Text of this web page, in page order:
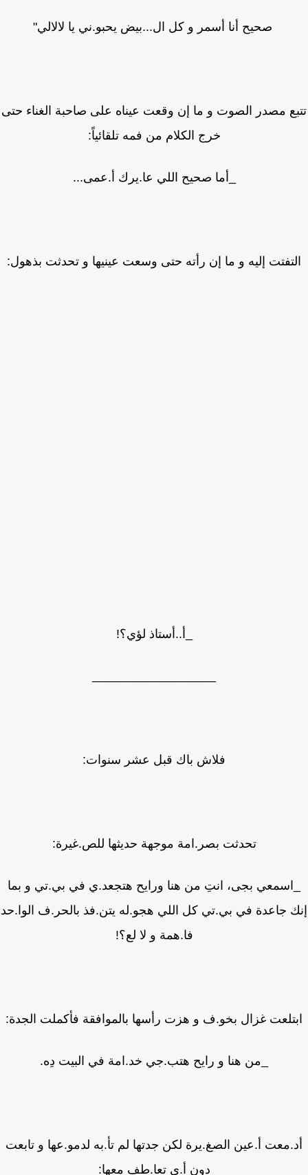
صحيح أنا أسمر و كل ال...بيض يحبو.ني يا لالالي"
مصدر الصوت و ما إن وقعت عيناه على صاحبة الغناء حتى
خرج الكلام من فمه تلقائياً:
_أما صحيح اللي عا.يرك أ.عمى...
إليه و ما إن رأته حتى وسعت عينيها و تحدثت بذهول:
_أ..أستاذ لؤي؟!
فلاش باك قبل عشر سنوات:
تحدثت بصر.امة موجهة حديثها للص.غيرة:
بجى، انتِ من هنا ورايح هتجعد.ي في بي.تي و بما
جاعدة في بي.تي كل اللي هجو.له يتن.فذ بالحر.ف الوا.حد
فا.همة و لا لع؟!
غزال بخو.ف و هزت رأسها بالموافقة فأكملت الجدة:
_من هنا و رايح هتب.جي خد.امة في البيت دِه.
أ.عين الصغ.يرة لكن جدتها لم تأ.به لدمو.عها و تابعت
دون أ.ي تعا.طف معها: